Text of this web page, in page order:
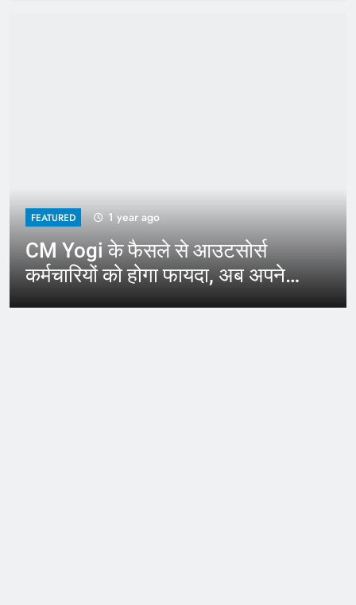
FEATURED 1 year ago
CM Yogi के फैसले से आउटसोर्स
कर्मचारियों को होगा फायदा, अब अपने
जिले में कर सकेंगे काम